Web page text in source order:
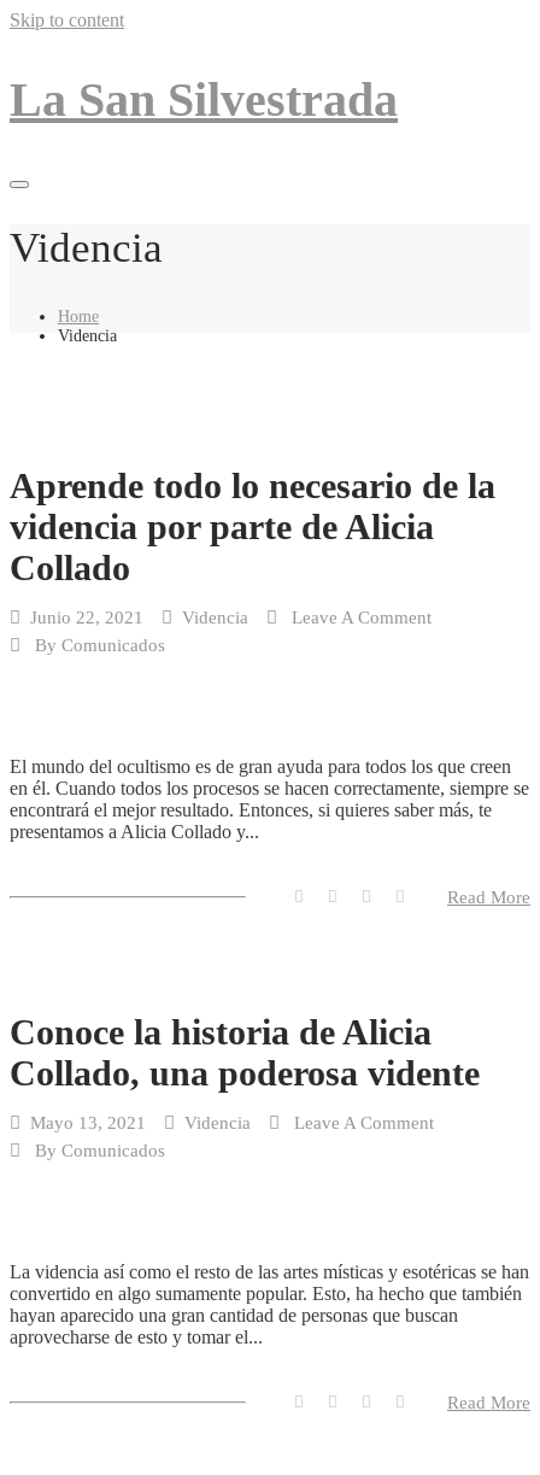
Skip to content
La San Silvestrada
Videncia
Home
Videncia
Aprende todo lo necesario de la
videncia por parte de Alicia
Collado
Junio 22, 2021 Videncia
Leave A Comment
By Comunicados
El mundo del ocultismo es de gran ayuda para todos los que creen
en él. Cuando todos los procesos se hacen correctamente, siempre se
encontrará el mejor resultado. Entonces, si quieres saber más, te
presentamos a Alicia Collado y...
Read More
Conoce la historia de Alicia
Collado, una poderosa vidente
Mayo 13, 2021 Videncia
Leave A Comment
By Comunicados
La videncia así como el resto de las artes místicas y esotéricas se han
convertido en algo sumamente popular. Esto, ha hecho que también
hayan aparecido una gran cantidad de personas que buscan
aprovecharse de esto y tomar el...
Read More